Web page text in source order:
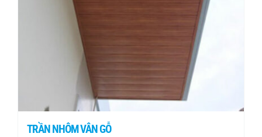
TRẦN NHÔM VÂN GỖ